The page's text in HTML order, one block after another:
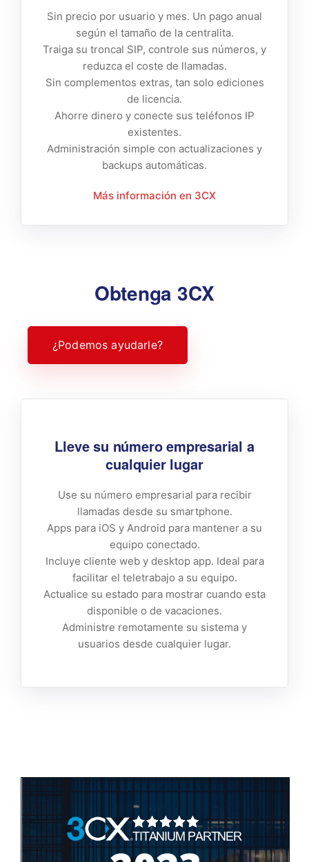
Sin precio por usuario y mes. Un pago anual
según el tamaño de la centralita.
Traiga su troncal SIP, controle sus números, y
reduzca el coste de llamadas.
Sin complementos extras, tan solo ediciones
de licencia.
Ahorre dinero y conecte sus teléfonos IP
existentes.
Administración simple con actualizaciones y
backups automáticas.
Más información en 3CX
Obtenga 3CX
¿Podemos ayudarle?
Lleve su número empresarial a
cualquier lugar
Use su número empresarial para recibir
llamadas desde su smartphone.
Apps para iOS y Android para mantener a su
equipo conectado.
Incluye cliente web y desktop app. Ideal para
facilitar el teletrabajo a su equipo.
Actualice su estado para mostrar cuando esta
disponible o de vacaciones.
Administre remotamente su sistema y
usuarios desde cualquier lugar.